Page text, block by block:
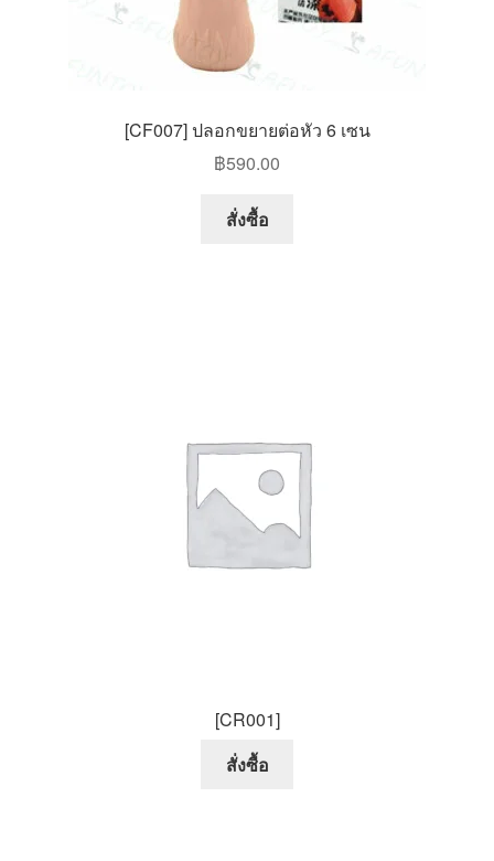
[CF007] ปลอกขยายต่อหัว 6 เซน
฿590.00
สั่งซื้อ
[CR001]
สั่งซื้อ